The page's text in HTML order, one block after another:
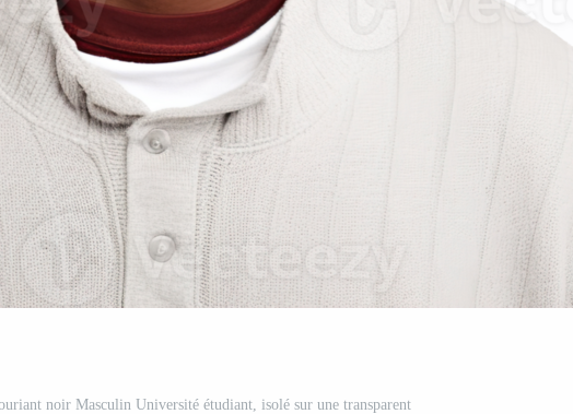
noir Masculin Université étudiant, isolé sur une transparent